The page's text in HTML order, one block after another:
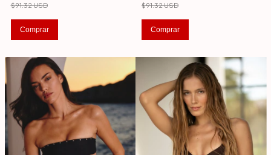
$91.32 USD
Comprar
$91.32 USD
Comprar